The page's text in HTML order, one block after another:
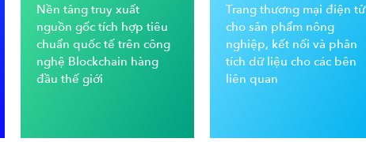
Nền tảng truy xuất
nguồn gốc tích hợp tiêu
chuẩn quốc tế trên công
nghệ Blockchain hàng
đầu thế giới
Trang thương mại điện tử
cho sản phẩm nông
nghiệp, kết nối và phân
tích dữ liệu cho các bên
liên quan